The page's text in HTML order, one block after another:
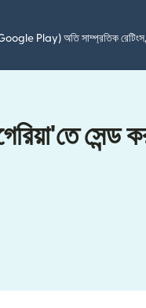
Play) অতি সাম্প্রতিক রেটিংস,
সেন্ড